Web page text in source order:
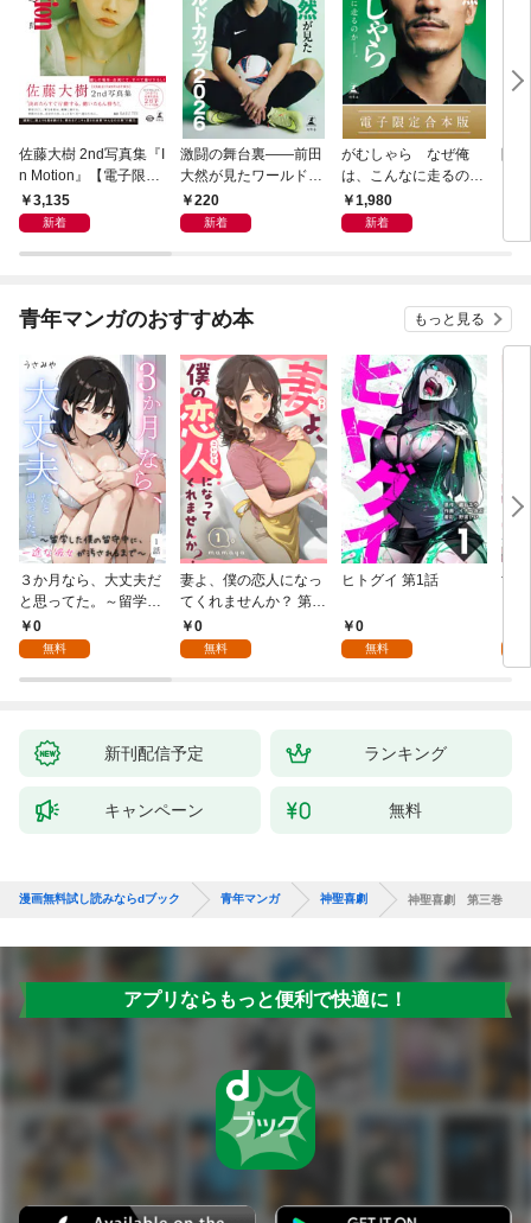
佐藤大樹 2nd写真集『I
n Motion』【電子限定
動画特典付き】
3,135
新着
激闘の舞台裏――前田
大然が見たワールドカ
ップ2026
220
新着
がむしゃら なぜ俺
は、こんなに走るのか
——。【電子限定合本
版】
1,980
新着
青年マンガのおすすめ本 もっと見る
３か月なら、大丈夫だ
と思ってた。～留学し
た僕の留守中に、一途
な彼女が汚されるまで
0
無料
妻よ、僕の恋人になっ
てくれませんか？ 第1
話0
無料
ヒトグイ 第1話
0
無料
世
新刊配信予定 ランキング
キャンペーン 無料
漫画無料試し読みならdブック 青年マンガ 神聖喜劇 神聖喜劇 第三巻
アプリならもっと便利で快適に！